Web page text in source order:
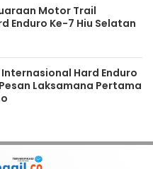
Motor Trail
Enduro Ke-7 Hiu Selatan
Hard Enduro
Laksamana Pertama